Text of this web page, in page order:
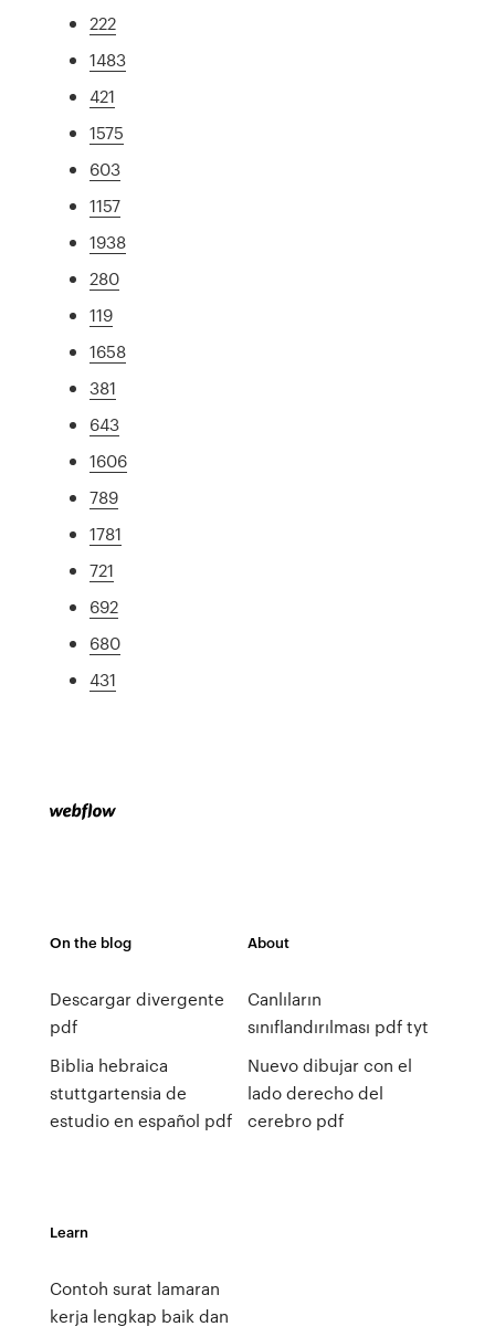
222
1483
421
1575
603
1157
1938
280
119
1658
381
643
1606
789
1781
721
692
680
431
On the blog
Descargar divergente
pdf
Biblia hebraica
stuttgartensia de
estudio en español pdf
About
Canlıların
sınıflandırılması pdf tyt
Nuevo dibujar con el
lado derecho del
cerebro pdf
Learn
Contoh surat lamaran
kerja lengkap baik dan